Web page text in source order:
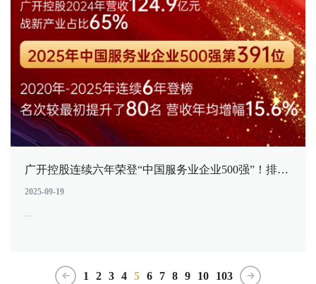
广开控股连续六年荣登“中国服务业企业500强”！排名跃升80位
2025-09-19
...
1 2 3 4 5 6 7 8 9 10 103